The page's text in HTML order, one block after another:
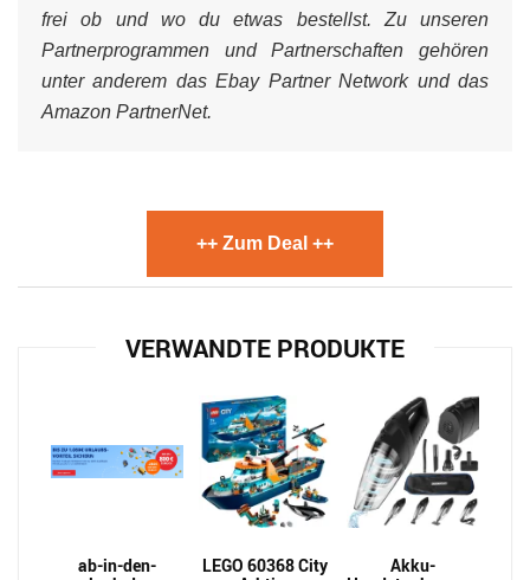
frei ob und wo du etwas bestellst. Zu unseren
Partnerprogrammen und Partnerschaften gehören
unter anderem das Ebay Partner Network und das
Amazon PartnerNet.
++ Zum Deal ++
VERWANDTE PRODUKTE
ab-in-den-
LEGO 60368 City
Akku-